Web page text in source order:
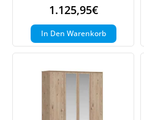
1.125,95€
In Den Warenkorb